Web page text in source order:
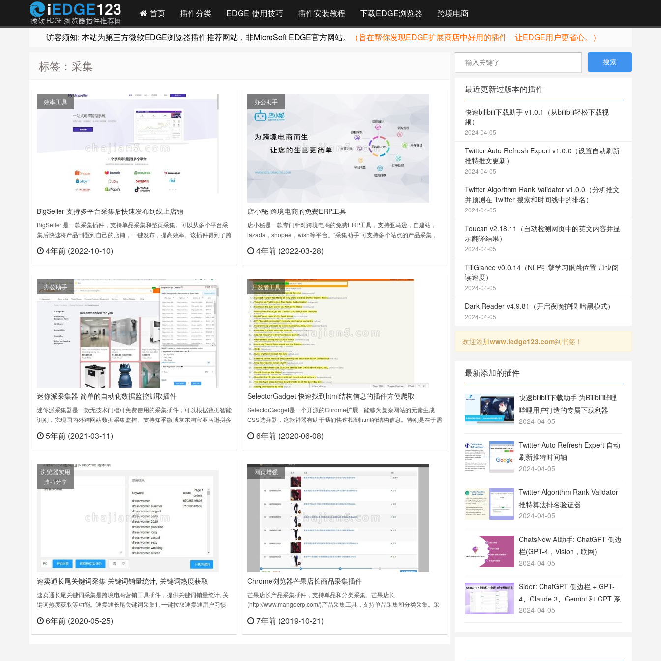
首页 插件分类 EDGE 使用技巧 插件安装教程 下载EDGE浏览器 跨境电商
访客须知: 本站为第三方微软EDGE浏览器插件推荐网站，非MicroSoft EDGE官方网站。 （旨在帮你发现EDGE扩展商店中好用的插件，让EDGE用户更省心。）
标签：采集
效率工具
BigSeller 支持多平台采集后快速发布到线上店铺
BigSeller 是一款采集插件，支持单品采集和整页采集。可以从多个平台采
集后快速将产品刊登到自己的店铺，一键发布，提高效率。该插件得到了跨
Lazada、Taobao、1688、等平台采集产品，采集产品后，支持一键翻译
五种语言，中文、英语、越南语、泰语、印尼语。B……
4年前 (2022-10-10)
办公助手
店小秘-跨境电商的免费ERP工具
店小秘是一款专门针对跨境电商的免费ERP工具，支持亚马逊，自建站，
lazada，shopee，wish等平台。“采集助手”可支持多个站点的产品采集，
年3月21日店小秘助手 v2.1.43.0上次更新日期：2022年5月19日……
4年前 (2022-03-28)
办公助手
迷你派采集器 简单的自动化数据监控抓取插件
迷你派采集器是一款无技术门槛可免费使用的采集插件，可以根据数据智能
识别，实现国内外跨网站数据采集监控。支持知乎微博京东淘宝亚马逊拼多
识别算法！最快点击3次即可轻松完成多页采集强大的多级网页采集，无需
任何编码可视化创建采集跨多页信息的自动规则所有数据安全地存储在本
5年前 (2021-03-11)
开发者工具
SelectorGadget 快速找到html结构信息的插件方便爬取
SelectorGadget是一个开源的Chrome扩展，能够为复杂网站的元素生成
CSS选择器，这款神器有助于我们快速找到html的结构信息。特别是在于需
如当当网的图书排行
榜：“http://bang.dangdang.com/books/bestsellers/01.00.00.00.0……
6年前 (2020-06-08)
浏览器实用
技巧分享
速卖通长尾关键词采集 关键词销量统计, 关键词热度获取
速卖通长尾关键词采集是跨境电商营销工具插件，提供关键词销量统计, 关
键词热度获取等功能。速卖通长尾关键词采集1. 一键拉取速卖通用户习惯
提示：添加扩展后，点击扩展图标，输入类目，或者关键词，点击“开始采
集”。完成后会自动下载长尾关键词本插件需要获取以下权限运行：1.……
6年前 (2020-05-25)
网页增强
Chrome浏览器芒果店长商品采集插件
芒果店长产品采集插件，支持单品和分类采集。芒果店长
(http://www.mangoerp.com/)产品采集工具，支持单品采集和分类采集。采
商品采集插件 下载版本：0.7.4上次更新日期：2019年5月15日……
7年前 (2019-10-21)
最近更新过版本的插件
快速bilibili下载助手 v1.0.1（从bilibili轻松下载视
频）
2024-04-05
Twitter Auto Refresh Expert v1.0.0（设置自动刷新
推特推文更新）
2024-04-05
Twitter Algorithm Rank Validator v1.0.0（分析推文
并预测在 Twitter 搜索和时间线中的排名）
2024-04-05
Toucan v2.18.11（自动检测网页中的英文内容并显
示翻译结果）
2024-04-05
TillGlance v0.0.14（NLP引擎学习眼跳位置 加快阅
读速度）
2024-04-05
Dark Reader v4.9.81（开启夜晚护眼 暗黑模式）
2024-04-05
欢迎添加www.iedge123.com到书签！
最新添加的插件
快速bilibili下载助手 为Bilibili哔哩
哔哩用户打造的专属下载利器
2024-04-05
Twitter Auto Refresh Expert 自动
刷新推特时间轴
2024-04-05
Twitter Algorithm Rank Validator
推特算法排名验证器
2024-04-05
ChatsNow AI助手: ChatGPT 侧边
栏(GPT-4，Vision，联网)
2024-04-05
Sider: ChatGPT 侧边栏 + GPT-
4、Claude 3、Gemini 和 GPT 系
列
2024-04-05